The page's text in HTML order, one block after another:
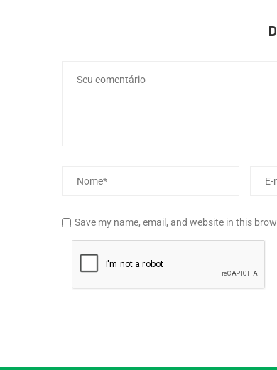
Save my name, email, and website in this